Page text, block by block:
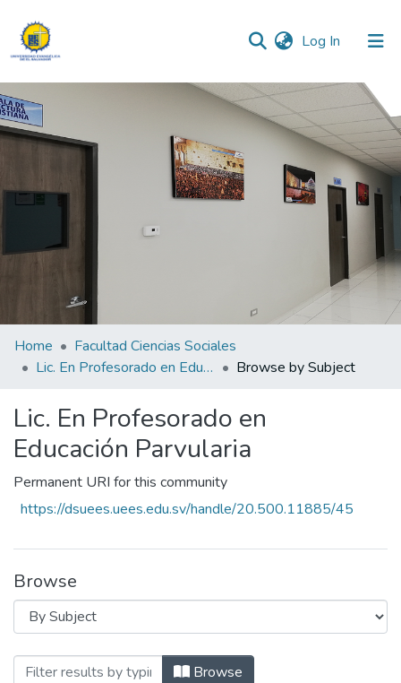
Log In (current)
Communities & Collections
All of DSpace
Home
Facultad Ciencias Sociales
Lic. En Profesorado en Educación Parvularia
Browse by Subject
Lic. En Profesorado en
Educación Parvularia
Permanent URI for this community
https://dsuees.uees.edu.sv/handle/20.500.11885/45
Browse
Browsing Lic. En Profesorado en
Browse